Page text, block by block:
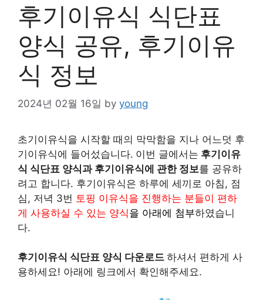
후기이유식 식단표
양식 공유, 후기이유
식 정보
2024년 02월 16일 by young
초기이유식을 시작할 때의 막막함을 지나 어느덧 후
기이유식에 들어섰습니다. 이번 글에서는 후기이유
식 식단표 양식과 후기이유식에 관한 정보를 공유하
려고 합니다. 후기이유식은 하루에 세끼로 아침, 점
심, 저녁 3번 토핑 이유식을 진행하는 분들이 편하
게 사용하실 수 있는 양식을 아래에 첨부하였습니
다.
후기이유식 식단표 양식 다운로드 하셔서 편하게 사
용하세요! 아래에 링크에서 확인해주세요.